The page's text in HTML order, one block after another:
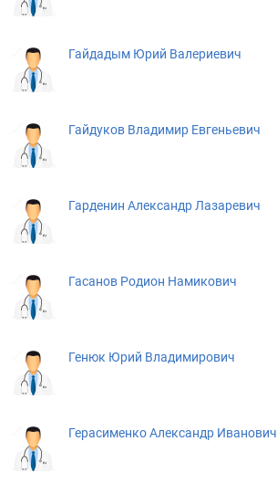
Гайдадым Юрий Валериевич
Гайдуков Владимир Евгеньевич
Гарденин Александр Лазаревич
Гасанов Родион Намикович
Генюк Юрий Владимирович
Герасименко Александр Иванович